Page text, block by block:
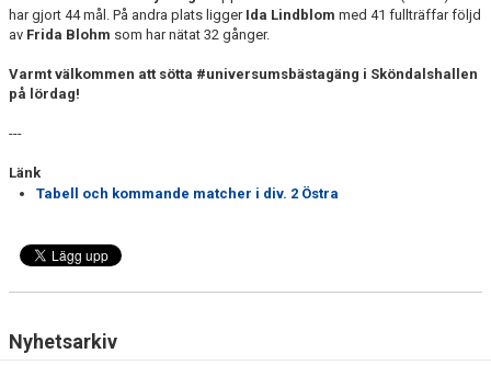
har gjort 44 mål. På andra plats ligger Ida Lindblom med 41 fullträffar följd
av Frida Blohm som har nätat 32 gånger.
Varmt välkommen att sötta #universumsbästagäng i Sköndalshallen
på lördag!
---
Länk
Tabell och kommande matcher i div. 2 Östra
Nyhetsarkiv